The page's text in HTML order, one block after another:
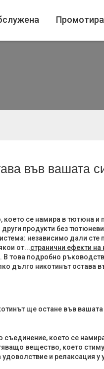
във вашата
което се намира в тютюна
продукти без
независимо дали сте
от...странични ефекти на
В това подробно
дълго никотинът остава
ще остане във вашата
което се
вещество, което
и релаксация у